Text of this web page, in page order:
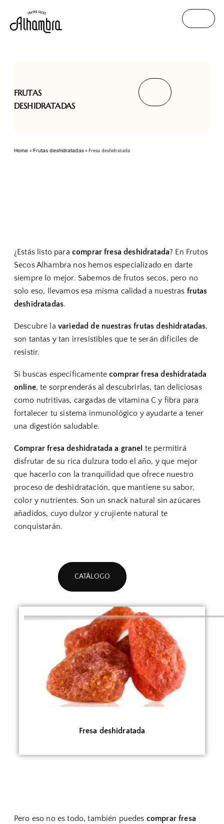
FRUTAS
DESHIDRATADAS
Home »Frutas deshidratadas» Fresa deshidratada
¿Estás listo para comprar fresa deshidratada? En Frutos
Secos Alhambra nos hemos especializado en darte
siempre lo mejor. Sabemos de frutos secos, pero no
solo eso, llevamos esa misma calidad a nuestras frutas
deshidratadas.
Descubre la variedad de nuestras frutas deshidratadas,
son tantas y tan irresistibles que te serán difíciles de
resistir.
Si buscas específicamentecomprar fresa deshidratada
online, te sorprenderás al descubrirlas, tan deliciosas
como nutritivas, cargadas de vitamina C y fibra para
fortalecer tu sistema inmunológico y ayudarte a tener
una digestión saludable.
Comprar fresa deshidratada a granel te permitirá
disfrutar de su rica dulzura todo el año, y que mejor
que hacerlo con la tranquilidad que ofrece nuestro
proceso de deshidratación, que mantiene su sabor,
color y nutrientes. Son un snack natural sin azúcares
añadidos, cuyo dulzor y crujiente natural te
conquistarán.
CATÁLOGO
Fresa deshidratada
Pero eso no es todo, también puedes comprar fresa